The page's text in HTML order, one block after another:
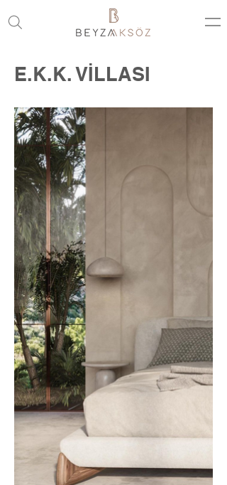
E.K.K. VİLLASI